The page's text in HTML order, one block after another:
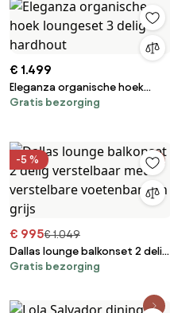
€ 1.499
Eleganza organische hoek
loungeset 3 delig hardhout
Gratis bezorging
-5 %
€ 995€ 1.049
Dallas lounge balkonset 2 delig
verstelbaar met verstelbare
Gratis bezorging